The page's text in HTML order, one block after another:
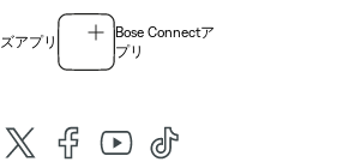
アプリ
Bose Connectア
プリ